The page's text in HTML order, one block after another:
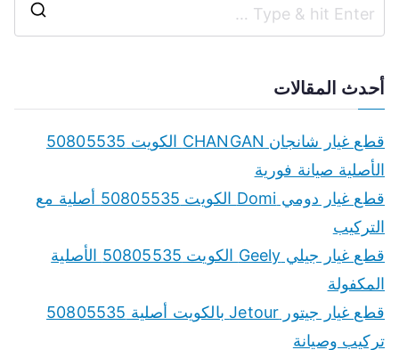
r
أحدث المقالات
قطع غيار شانجان CHANGAN الكويت 50805535
الأصلية صيانة فورية
قطع غيار دومي Domi الكويت 50805535 أصلية مع
التركيب
قطع غيار جيلي Geely الكويت 50805535 الأصلية
المكفولة
قطع غيار جيتور Jetour بالكويت أصلية 50805535
تركيب وصيانة